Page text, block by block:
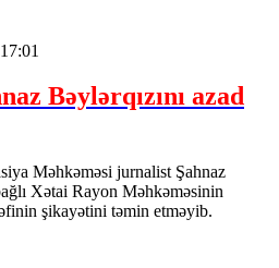
Bəylərqızını azad
Məhkəməsi jurnalist Şahnaz
Xətai Rayon Məhkəməsinin
şikayətini təmin etməyib.